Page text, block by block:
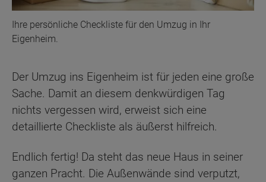
Ihre persönliche Checkliste für den Umzug in Ihr
Eigenheim.
Der Umzug ins Eigenheim ist für jeden eine große
Sache. Damit an diesem denkwürdigen Tag
nichts vergessen wird, erweist sich eine
detaillierte Checkliste als äußerst hilfreich.
Endlich fertig! Da steht das neue Haus in seiner
ganzen Pracht. Die Außenwände sind verputzt,